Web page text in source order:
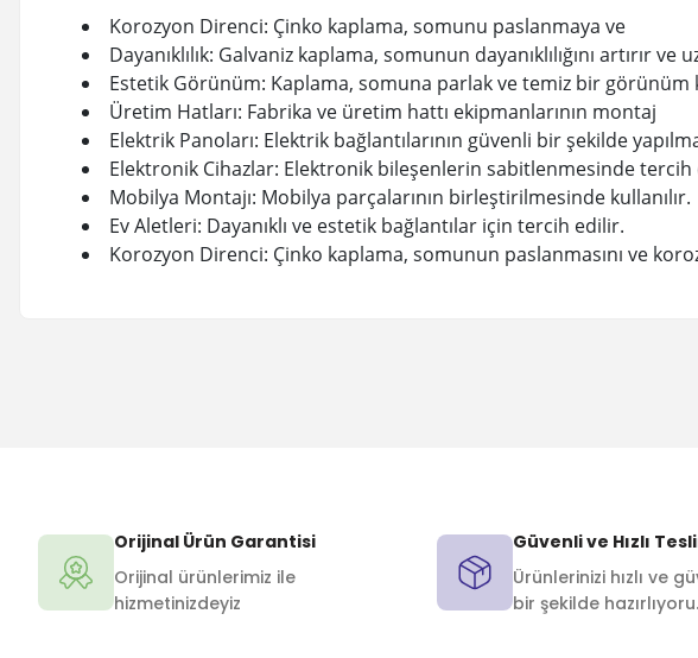
Korozyon Direnci: Çinko kaplama, somunu paslanmaya ve
Dayanıklılık: Galvaniz kaplama, somunun dayanıklılığını artırır
Estetik Görünüm: Kaplama, somuna parlak ve temiz bir görünüm
Üretim Hatları: Fabrika ve üretim hattı ekipmanlarının montaj
Elektrik Panoları: Elektrik bağlantılarının güvenli bir şekilde
Elektronik Cihazlar: Elektronik bileşenlerin sabitlenmesinde tercih
Mobilya Montajı: Mobilya parçalarının birleştirilmesinde kullanılır.
Ev Aletleri: Dayanıklı ve estetik bağlantılar için tercih edilir.
Korozyon Direnci: Çinko kaplama, somunun paslanmasını ve
Orijinal Ürün Garantisi
Orijinal ürünlerimiz ile
hizmetinizdeyiz
Güvenli ve Hızlı
Ürünlerinizi hızlı ve
bir şekilde hazırlıyoru.